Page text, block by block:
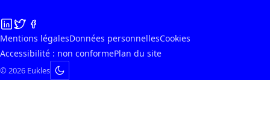
Mentions légalesDonnées personnellesCookies
Accessibilité : non conformePlan du site
© 2026 Eukles